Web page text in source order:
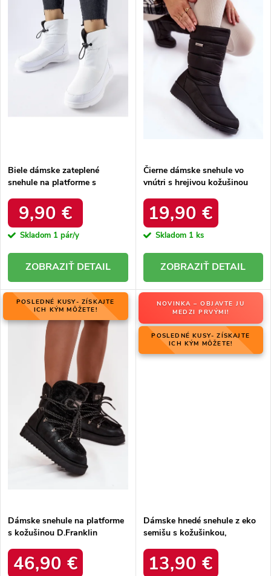
Abecedne
Biele dámske zateplené
snehule na platforme s
WHITE
9,90 €
Skladom 1 pár/y
DETAIL
Čierne dámske snehule vo
vnútri s hrejivou kožušinou
BLACK
19,90 €
Skladom 1 ks
DETAIL
POSLEDNÉ KUSY- ZÍSKAJTE
ICH KÝM MÔŽETE!
Dámske snehule na platforme
s kožušinou D.Franklin
46,90 €
NOVINKA – OBJAVTE JU
MEDZI PRVÝMI!
POSLEDNÉ KUSY- ZÍSKAJTE
ICH KÝM MÔŽETE!
Dámske hnedé snehule z eko
semišu s kožušinkou,
LEOPARD
13,90 €